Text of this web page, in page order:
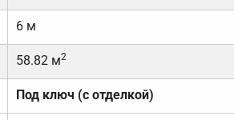
6 м
58.82 м2
Под ключ (с отделкой)